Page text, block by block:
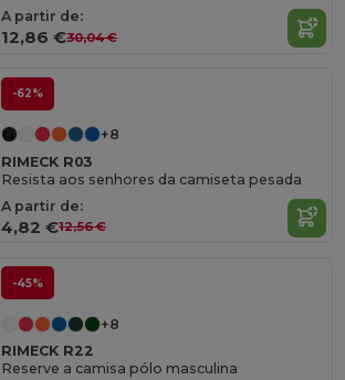
A partir de:
12,86 €30,04 €
-62%
+8
RIMECK R03
Resista aos senhores da camiseta pesada
A partir de:
4,82 €12,56 €
-45%
+8
RIMECK R22
Reserve a camisa pólo masculina